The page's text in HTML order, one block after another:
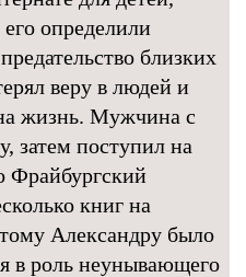
определили
близких
веру в людей и
жизнь. Мужчина с
затем поступил на
Фрайбургский
книг на
Александру было
в роль неунывающего